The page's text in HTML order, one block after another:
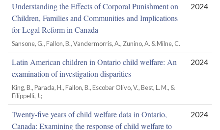
Understanding the Effects of Corporal Punishment on
Children, Families and Communities and Implications
for Legal Reform in Canada
Sansone, G., Fallon, B., Vandermorris, A., Zunino, A. & Milne, C.
2024
Latin American children in Ontario child welfare: An
examination of investigation disparities
King, B., Parada, H., Fallon, B., Escobar Olivo, V., Best, L. M., &
Filippelli, J.;
2024
Twenty-five years of child welfare data in Ontario,
Canada: Examining the response of child welfare to
2024